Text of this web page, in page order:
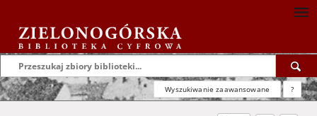
Wyszukiwanie zaawansowane ?